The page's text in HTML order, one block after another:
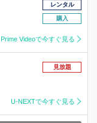
レンタル
購入
Prime Videoで今すぐ見る
見放題
U-NEXTで今すぐ見る